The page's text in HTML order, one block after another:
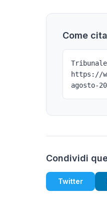
Come
https://
agosto-
Condividi
Twitter